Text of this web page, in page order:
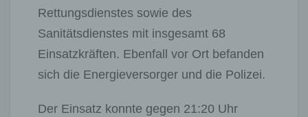
Rettungsdienstes sowie des
Sanitätsdienstes mit insgesamt 68
Einsatzkräften. Ebenfall vor Ort befanden
sich die Energieversorger und die Polizei.
Der Einsatz konnte gegen 21:20 Uhr